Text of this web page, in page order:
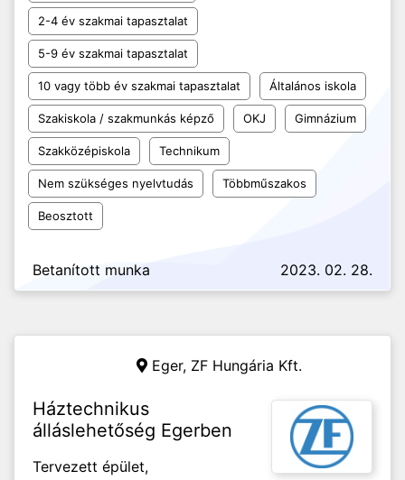
2-4 év szakmai tapasztalat
5-9 év szakmai tapasztalat
10 vagy több év szakmai tapasztalat Általános iskola
Szakiskola / szakmunkás képző OKJ Gimnázium
Szakközépiskola Technikum
Nem szükséges nyelvtudás Többműszakos
Beosztott
Betanított munka 2023. 02. 28.
Eger, ZF Hungária Kft.
Háztechnikus
álláslehetőség Egerben
Tervezett épület,